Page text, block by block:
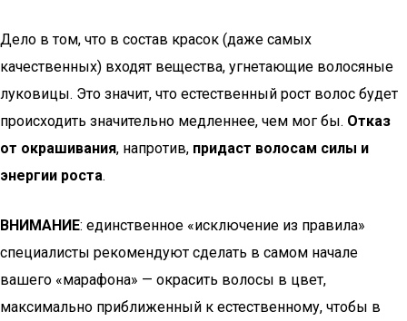
Дело в том, что в состав красок (даже самых
качественных) входят вещества, угнетающие волосяные
луковицы. Это значит, что естественный рост волос будет
происходить значительно медленнее, чем мог бы. Отказ
от окрашивания, напротив, придаст волосам силы и
энергии роста.
ВНИМАНИЕ: единственное «исключение из правила»
специалисты рекомендуют сделать в самом начале
вашего «марафона» — окрасить волосы в цвет,
максимально приближенный к естественному, чтобы в